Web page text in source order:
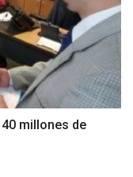
millones de